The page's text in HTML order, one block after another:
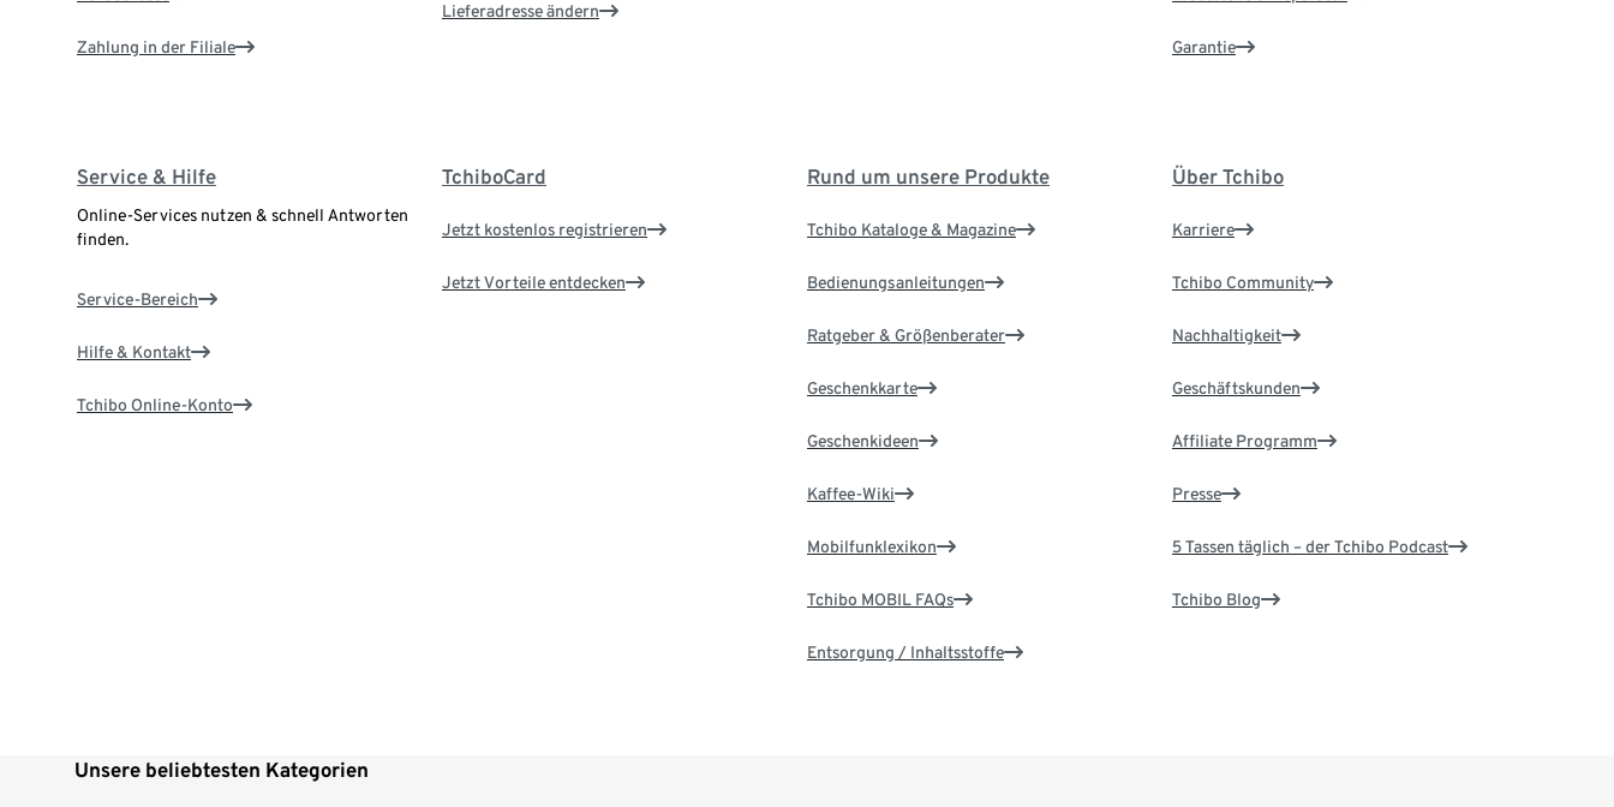
Zahlung in der Filiale
Lieferadresse ändern
Garantie
Service & Hilfe
Online-Services nutzen & schnell Antworten
finden.
Service-Bereich
Hilfe & Kontakt
Tchibo Online-Konto
TchiboCard
Jetzt kostenlos registrieren
Jetzt Vorteile entdecken
Rund um unsere Produkte
Tchibo Kataloge & Magazine
Bedienungsanleitungen
Ratgeber & Größenberater
Geschenkkarte
Geschenkideen
Kaffee-Wiki
Mobilfunklexikon
Tchibo MOBIL FAQs
Entsorgung / Inhaltsstoffe
Über Tchibo
Karriere
Tchibo Community
Nachhaltigkeit
Geschäftskunden
Affiliate Programm
Presse
5 Tassen täglich – der Tchibo Podcast
Tchibo Blog
Unsere beliebtesten Kategorien